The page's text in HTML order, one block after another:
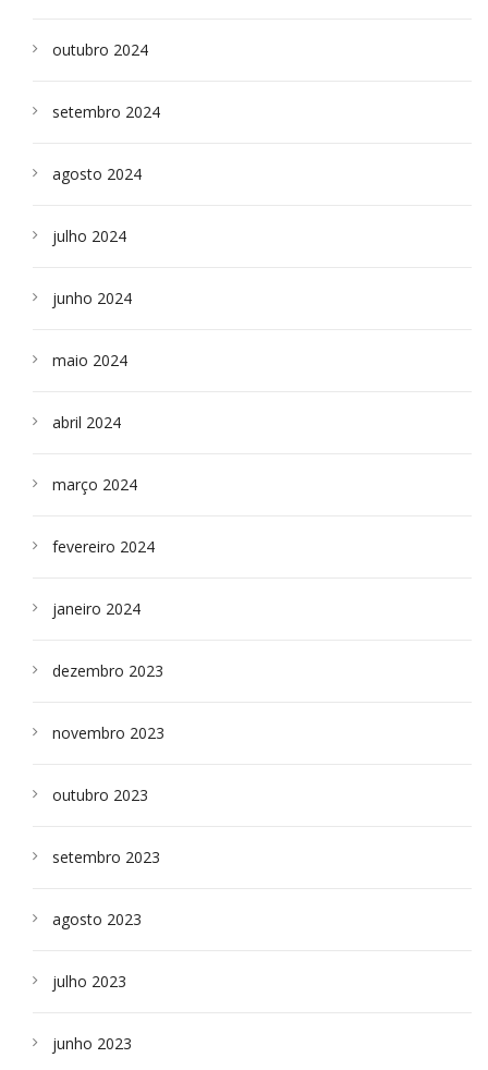
outubro 2024
setembro 2024
agosto 2024
julho 2024
junho 2024
maio 2024
abril 2024
março 2024
fevereiro 2024
janeiro 2024
dezembro 2023
novembro 2023
outubro 2023
setembro 2023
agosto 2023
julho 2023
junho 2023